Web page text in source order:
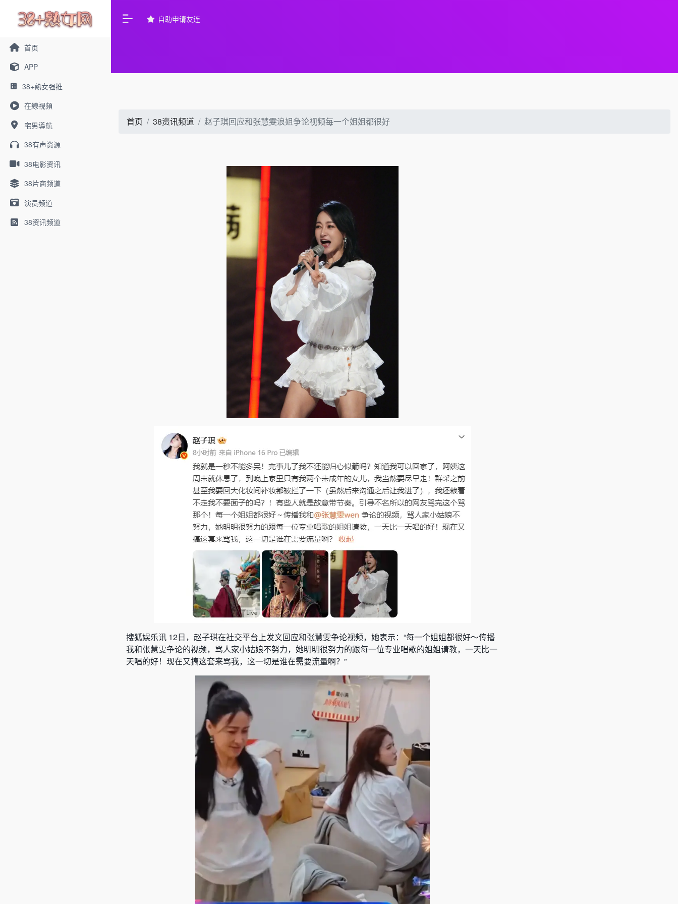
首页
APP
38+熟女强推
在線視頻
宅男導航
38有声资源
38电影资讯
38片商频道
演员频道
38资讯频道
自助申请友连
首页 38资讯频道 赵子琪回应和张慧雯浪姐争论视频每一个姐姐都很好
搜狐娱乐讯 12日，赵子琪在社交平台上发文回应和张慧雯争论视频，她表示：“每一个姐姐都很好～传播
我和张慧雯争论的视频，骂人家小姑娘不努力，她明明很努力的跟每一位专业唱歌的姐姐请教，一天比一
天唱的好！现在又搞这套来骂我，这一切是谁在需要流量啊？ ”